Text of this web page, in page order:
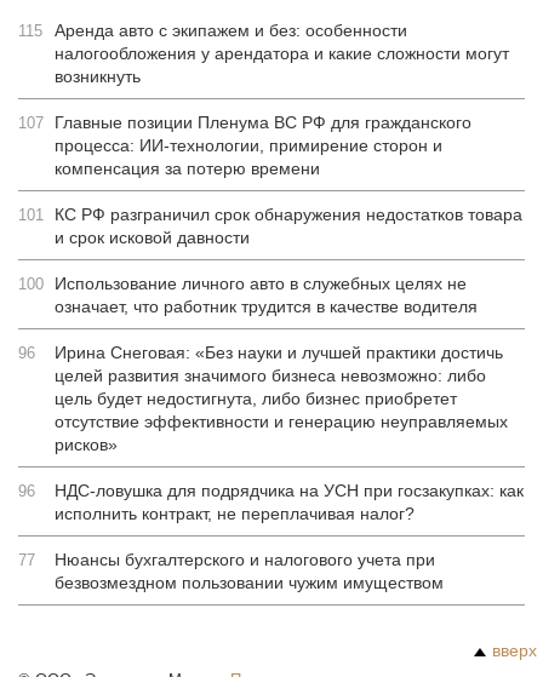
115
Аренда авто с экипажем и без: особенности
налогообложения у арендатора и какие сложности могут
возникнуть
107
Главные позиции Пленума ВС РФ для гражданского
процесса: ИИ-технологии, примирение сторон и
компенсация за потерю времени
101
КС РФ разграничил срок обнаружения недостатков товара
и срок исковой давности
100
Использование личного авто в служебных целях не
означает, что работник трудится в качестве водителя
96
Ирина Снеговая: «Без науки и лучшей практики достичь
целей развития значимого бизнеса невозможно: либо
цель будет недостигнута, либо бизнес приобретет
отсутствие эффективности и генерацию неуправляемых
рисков»
96
НДС-ловушка для подрядчика на УСН при госзакупках: как
исполнить контракт, не переплачивая налог?
77
Нюансы бухгалтерского и налогового учета при
безвозмездном пользовании чужим имуществом
вверх